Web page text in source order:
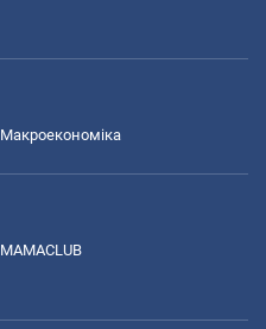
Макроекономіка
MAMACLUB